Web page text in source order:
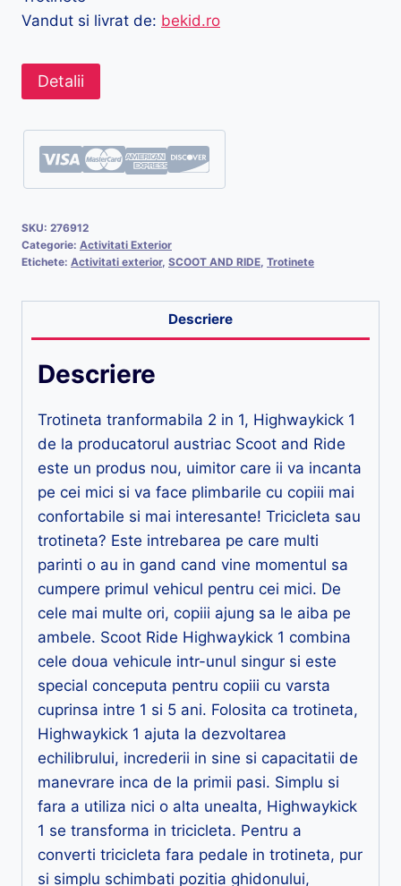
Vandut si livrat de: bekid.ro
Detalii
SKU: 276912
Categorie: Activitati Exterior
Etichete: Activitati exterior, SCOOT AND RIDE, Trotinete
Descriere
Descriere
Trotineta tranformabila 2 in 1, Highwaykick 1
de la producatorul austriac Scoot and Ride
este un produs nou, uimitor care ii va incanta
pe cei mici si va face plimbarile cu copiii mai
confortabile si mai interesante! Tricicleta sau
trotineta? Este intrebarea pe care multi
parinti o au in gand cand vine momentul sa
cumpere primul vehicul pentru cei mici. De
cele mai multe ori, copiii ajung sa le aiba pe
ambele. Scoot Ride Highwaykick 1 combina
cele doua vehicule intr-unul singur si este
special conceputa pentru copiii cu varsta
cuprinsa intre 1 si 5 ani. Folosita ca trotineta,
Highwaykick 1 ajuta la dezvoltarea
echilibrului, increderii in sine si capacitatii de
manevrare inca de la primii pasi. Simplu si
fara a utiliza nici o alta unealta, Highwaykick
1 se transforma in tricicleta. Pentru a
converti tricicleta fara pedale in trotineta, pur
si simplu schimbati pozitia ghidonului,